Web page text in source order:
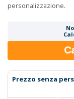
personalizzazione.
Prezzo senza